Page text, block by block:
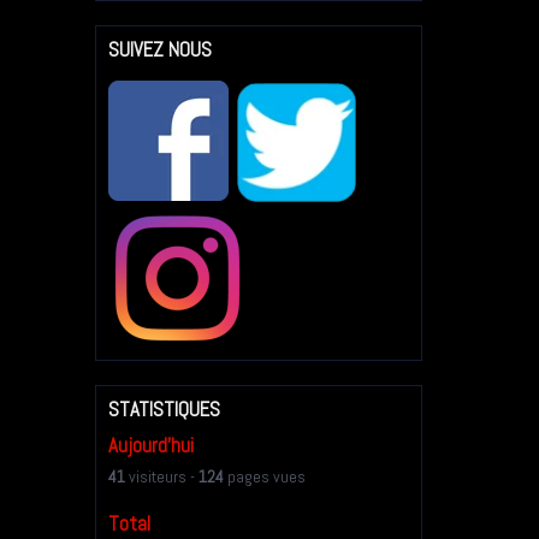
SUIVEZ NOUS
STATISTIQUES
Aujourd'hui
41visiteurs -124pages vues
Total